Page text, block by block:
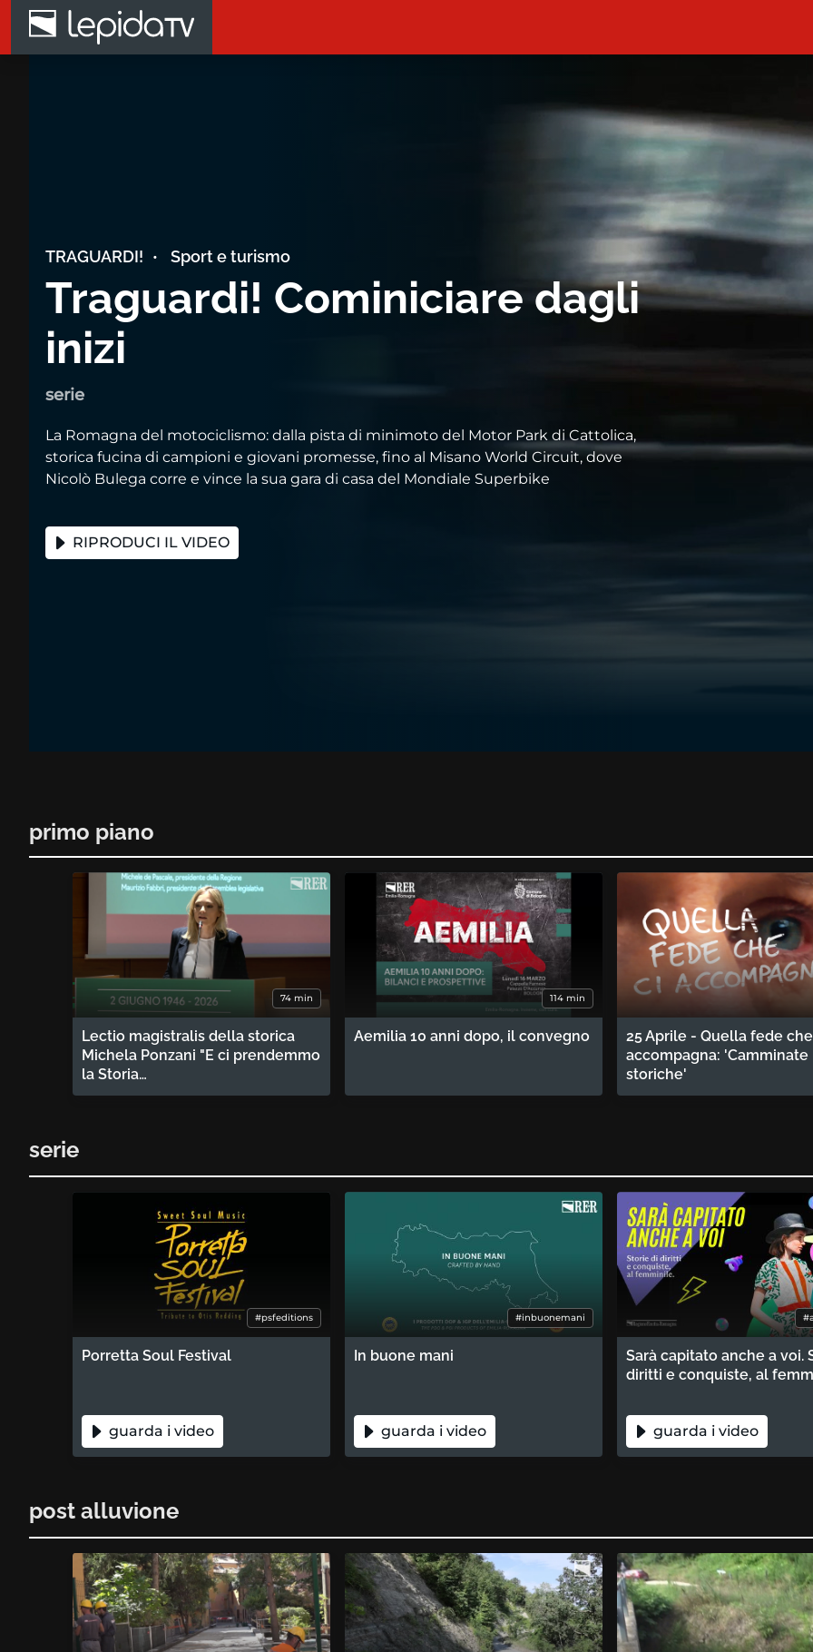
Salta al contenuto principale
TRAGUARDI! Sport e turismo
Traguardi! Cominiciare dagli
inizi
serie
La Romagna del motociclismo: dalla pista di minimoto del Motor Park di Cattolica,
storica fucina di campioni e giovani promesse, fino al Misano World Circuit, dove
Nicolò Bulega corre e vince la sua gara di casa del Mondiale Superbike
RIPRODUCI IL VIDEO
primo piano
74 min
Lectio magistralis della storica
Michela Ponzani "E ci prendemmo
la Storia…
114 min
Aemilia 10 anni dopo, il convegno
25 Aprile - Quella fede
accompagna: 'Camminate
storiche'
serie
#psfeditions
Porretta Soul Festival
guarda i video
#inbuonemani
In buone mani
guarda i video
Sarà capitato anche a voi.
diritti e conquiste, al
guarda i video
post alluvione